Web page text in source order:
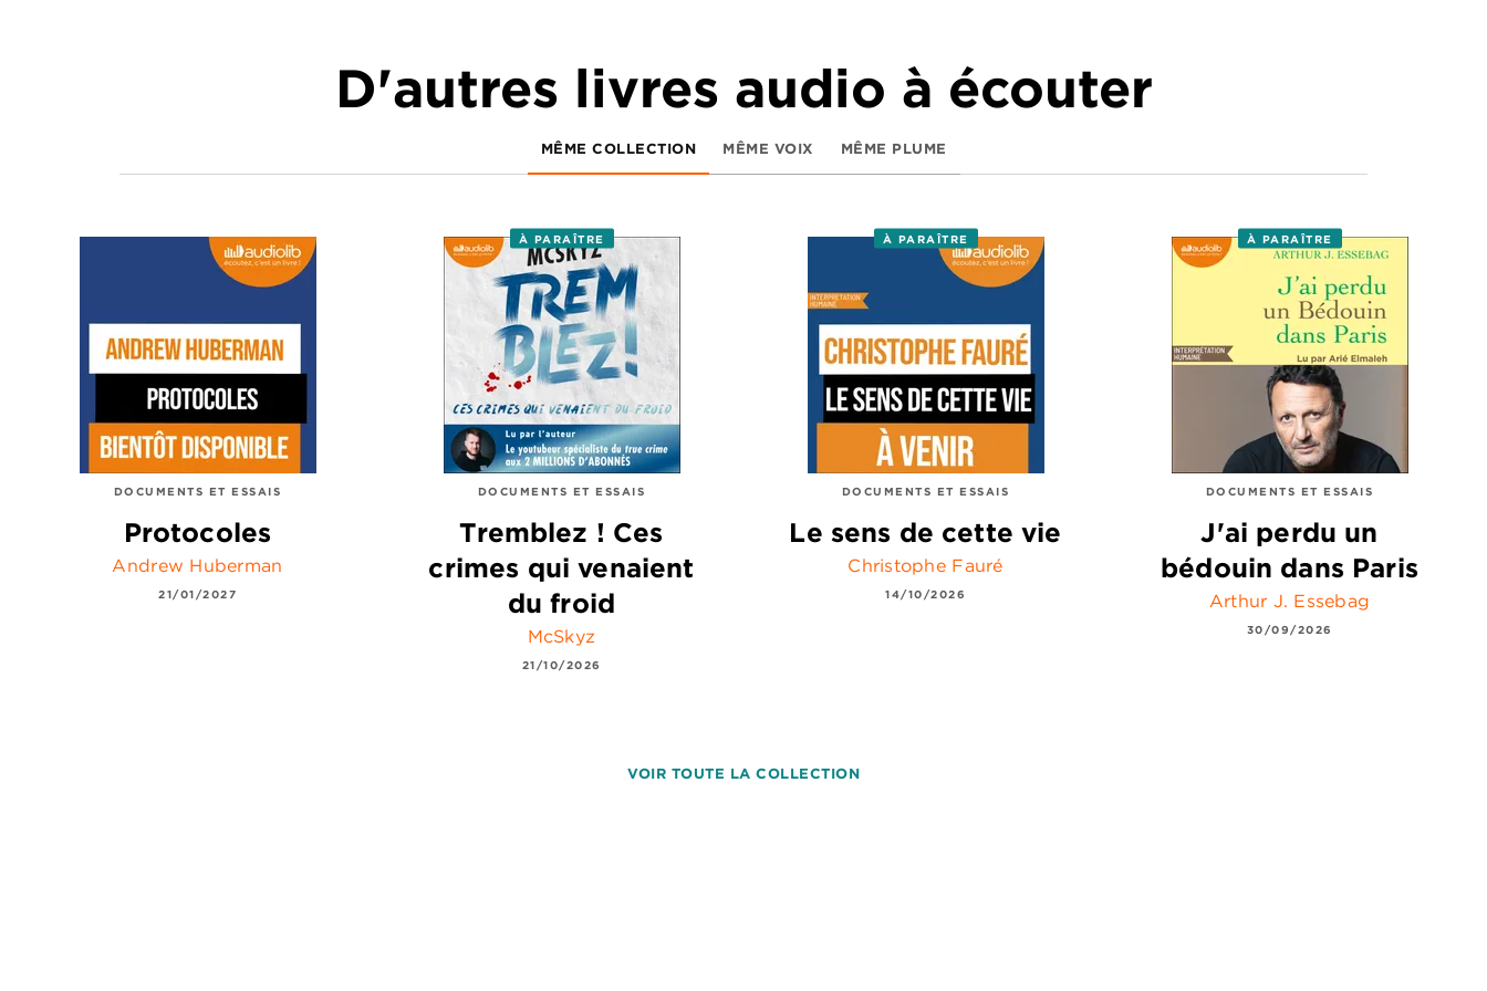
D'autres livres audio à écouter
MÊME COLLECTION MÊME VOIX MÊME PLUME
DOCUMENTS ET ESSAIS
Protocoles
Andrew Huberman
21/01/2027
À PARAÎTRE
DOCUMENTS ET ESSAIS
Tremblez ! Ces
crimes qui venaient
du froid
McSkyz
21/10/2026
À PARAÎTRE
DOCUMENTS ET ESSAIS
Le sens de cette vie
Christophe Fauré
14/10/2026
À PARAÎTRE
DOCUMENTS ET ESSAIS
J'ai perdu un
bédouin dans Paris
Arthur J. Essebag
30/09/2026
VOIR TOUTE LA COLLECTION